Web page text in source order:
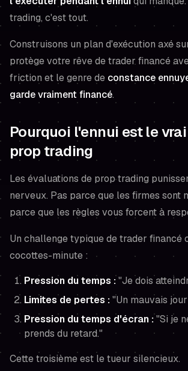
trading, c'est tout.
Construisons un plan d'exécution axé
protège votre rêve de trader financé
friction et le genre de constance
garde vraiment financé.
Pourquoi l'ennui est le
prop trading
Les évaluations de prop trading
nerveux. Pas parce que les firmes
parce que les règles vous forcent à
Un challenge typique de trader financé
cocottes-minute :
Pression du temps :"Je dois
Limites de pertes :"Un mauvais
Pression du temps d'écran :"Si je
prends du retard."
Cette troisième est le tueur silencieux.